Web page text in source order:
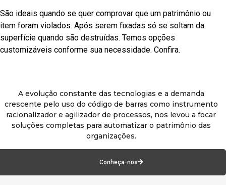
São ideais quando se quer comprovar que um patrimônio ou
item foram violados. Após serem fixadas só se soltam da
superfície quando são destruídas. Temos opções
customizáveis conforme sua necessidade. Confira.
A evolução constante das tecnologias e a demanda
crescente pelo uso do código de barras como instrumento
racionalizador e agilizador de processos, nos levou a focar
soluções completas para automatizar o patrimônio das
organizações.
Conheça-nos